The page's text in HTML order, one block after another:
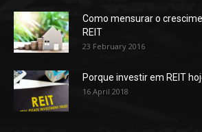
Como mensurar o
REIT
23 February 2016
Porque investir em REIT
16 April 2018